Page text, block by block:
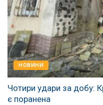
НОВИНИ
Чотири удари за добу:
є поранена